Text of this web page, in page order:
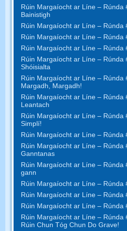
Rúin Margaíocht ar Líne – Rúnda
Bainistigh
Rúin Margaíocht ar Líne – Rúnda
Rúin Margaíocht ar Líne – Rúnda
Rúin Margaíocht ar Líne – Rúnda
Rúin Margaíocht ar Líne – Rúnda
Shóisialta
Rúin Margaíocht ar Líne – Rúnda
Margadh, Margadh!
Rúin Margaíocht ar Líne – Rúnda
Leantach
Rúin Margaíocht ar Líne – Rúnda
Simplí!
Rúin Margaíocht ar Líne – Rúnda
Rúin Margaíocht ar Líne – Rúnda
Ganntanas
Rúin Margaíocht ar Líne – Rúnda
gann
Rúin Margaíocht ar Líne – Rúnda
Rúin Margaíocht ar Líne – Rúnda
Rúin Margaíocht ar Líne – Rúnda
Rúin Margaíocht ar Líne – Rúnda
Rúin Chun Tóg Chun Do Grave!